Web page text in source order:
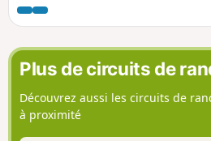
préservés. Une longue promenade
de la campagne vallonnée et
Plus de circuits de
Découvrez aussi les circuits de
à proximité